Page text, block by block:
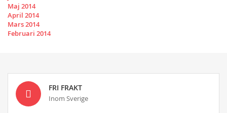
Maj 2014
April 2014
Mars 2014
Februari 2014
FRI FRAKT
Inom Sverige